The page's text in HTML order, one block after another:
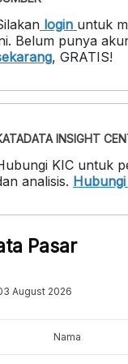
login untuk
. Belum punya
, GRATIS!
INSIGHT
KIC untuk
analisis.
Pasar
August 2026
Nama